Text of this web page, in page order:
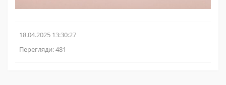
18.04.2025 13:30:27
Перегляди: 481